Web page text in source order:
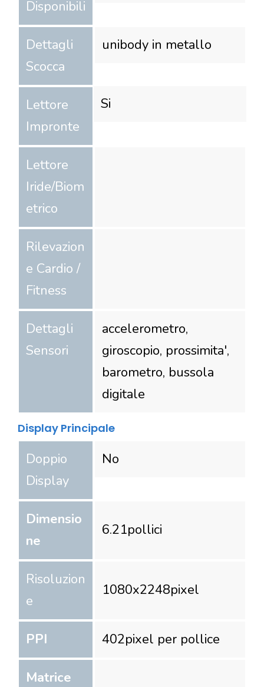
Disponibili
Dettagli
Scocca
unibody in metallo
Lettore
Impronte
Si
Lettore
Iride/Biom
etrico
Rilevazion
e Cardio /
Fitness
Dettagli
Sensori
accelerometro,
giroscopio, prossimita',
barometro, bussola
digitale
Display Principale
Doppio
Display
No
Dimensio
ne
6.21pollici
Risoluzion
e
1080x2248pixel
PPI 402pixel per pollice
Matrice